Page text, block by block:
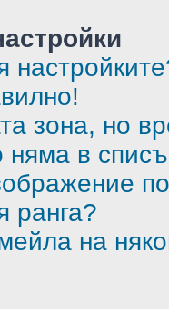
зона, но
няма в
ранга?
на